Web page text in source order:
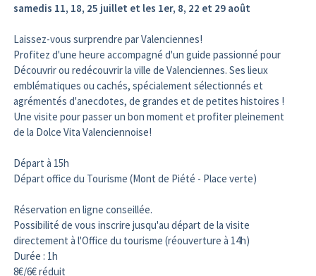
samedis 11, 18, 25 juillet et les 1er, 8, 22 et 29 août
Laissez-vous surprendre par Valenciennes!
Profitez d'une heure accompagné d'un guide passionné pour
Découvrir ou redécouvrir la ville de Valenciennes. Ses lieux
emblématiques ou cachés, spécialement sélectionnés et
agrémentés d'anecdotes, de grandes et de petites histoires !
Une visite pour passer un bon moment et profiter pleinement
de la Dolce Vita Valenciennoise!
Départ à 15h
Départ office du Tourisme (Mont de Piété - Place verte)
Réservation en ligne conseillée.
Possibilité de vous inscrire jusqu'au départ de la visite
directement à l'Office du tourisme (réouverture à 14h)
Durée : 1h
8€/6€ réduit